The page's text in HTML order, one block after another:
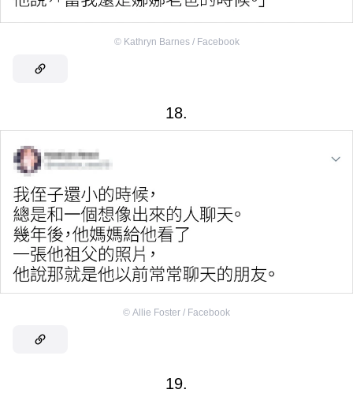
© Kathryn Barnes / Facebook
18.
© Allie Foster / Facebook
19.